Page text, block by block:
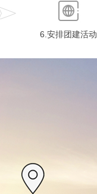
6.安排团建活动